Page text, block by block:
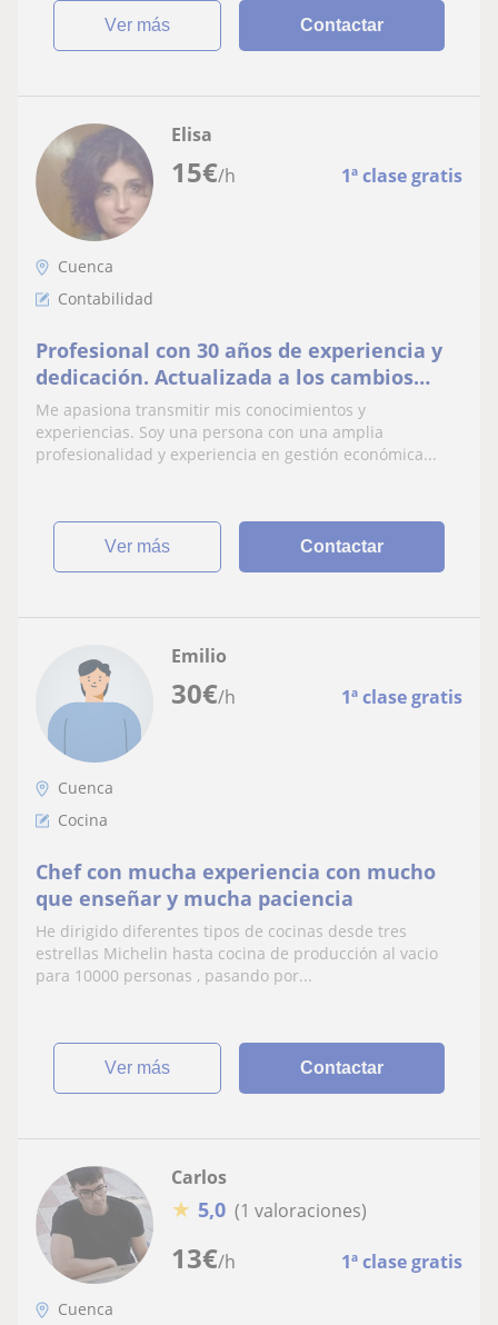
ver más Contactar
15€/h 1ª clase gratis
Elisa
Cuenca
Contabilidad
Profesional con 30 años de experiencia y
dedicación. Actualizada a los cambios
producidos en normativas y leyes.
Me apasiona transmitir mis conocimientos y
experiencias. Soy una persona con una amplia
profesionalidad y experiencia en gestión económica...
ver más Contactar
30€/h 1ª clase gratis
Emilio
Cuenca
Cocina
Chef con mucha experiencia con mucho
que enseñar y mucha paciencia
He dirigido diferentes tipos de cocinas desde tres
estrellas Michelin hasta cocina de producción al vacio
para 10000 personas , pasando por...
ver más Contactar
13€/h 1ª clase gratis
Carlos
★ 5,0 (1 valoraciones)
Cuenca